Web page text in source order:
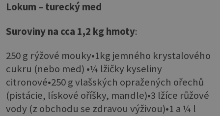
Lokum – turecký med
Suroviny na cca 1,2 kg hmoty:
250 g rýžové mouky•1kg jemného krystalového
cukru (nebo med) •¼ lžičky kyseliny
citronové•250 g vlašských opražených ořechů
(pistácie, lískové oříšky, mandle)•3 lžíce růžové
vody (z obchodu se zdravou výživou)•1 a ¼ l